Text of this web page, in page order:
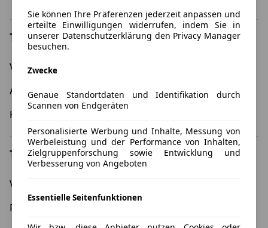
Top Marken
Volkswagen
Audi
Opel
Hyundai
Top Modelle
Volkswagen Golf
Fiat 500
Sie können Ihre Präferenzen jederzeit anpassen und
erteilte Einwilligungen widerrufen, indem Sie in
unserer Datenschutzerklärung den Privacy Manager
besuchen.
Zwecke
Genaue Standortdaten und Identifikation durch
Scannen von Endgeräten
Personalisierte Werbung und Inhalte, Messung von
Werbeleistung und der Performance von Inhalten,
Zielgruppenforschung sowie Entwicklung und
Verbesserung von Angeboten
Essentielle Seitenfunktionen